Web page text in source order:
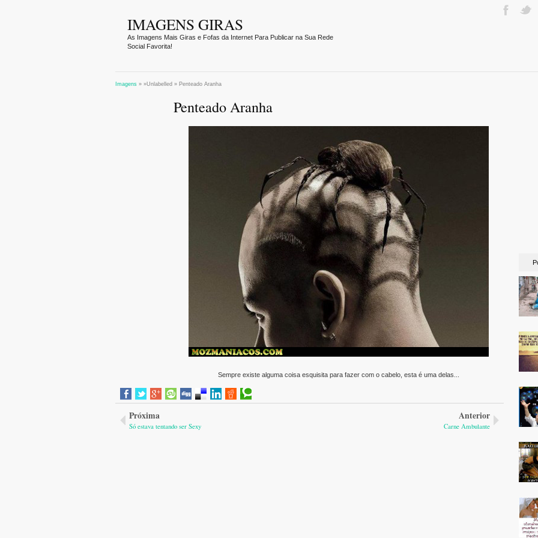
IMAGENS GIRAS
As Imagens Mais Giras e Fofas da Internet Para Publicar na Sua Rede
Social Favorita!
Imagens » »Unlabelled » Penteado Aranha
Penteado Aranha
Sempre existe alguma coisa esquisita para fazer com o cabelo, esta é uma delas...
Próxima
Só estava tentando ser Sexy
Anterior
Carne Ambulante